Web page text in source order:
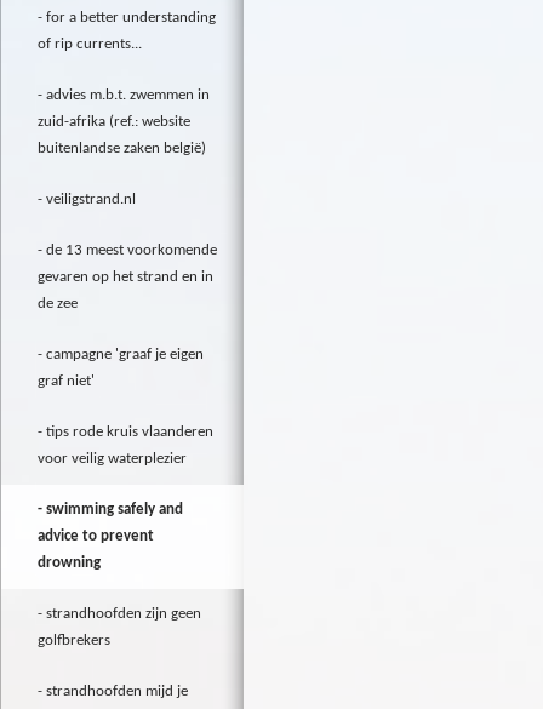
for a better understanding
of rip currents...
advies m.b.t. zwemmen in
zuid-afrika (ref.: website
buitenlandse zaken belgië)
veiligstrand.nl
de 13 meest voorkomende
gevaren op het strand en in
de zee
campagne 'graaf je eigen
graf niet'
tips rode kruis vlaanderen
voor veilig waterplezier
swimming safely and
advice to prevent
drowning
strandhoofden zijn geen
golfbrekers
strandhoofden mijd je